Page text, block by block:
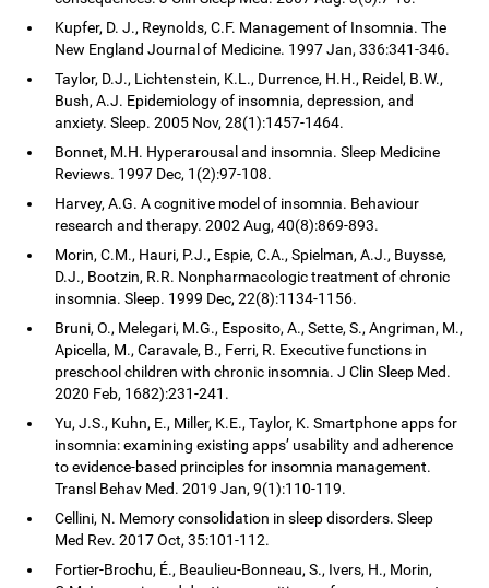
Kupfer, D. J., Reynolds, C.F. Management of Insomnia. The
New England Journal of Medicine. 1997 Jan, 336:341-346.
Taylor, D.J., Lichtenstein, K.L., Durrence, H.H., Reidel, B.W.,
Bush, A.J. Epidemiology of insomnia, depression, and
anxiety. Sleep. 2005 Nov, 28(1):1457-1464.
Bonnet, M.H. Hyperarousal and insomnia. Sleep Medicine
Reviews. 1997 Dec, 1(2):97-108.
Harvey, A.G. A cognitive model of insomnia. Behaviour
research and therapy. 2002 Aug, 40(8):869-893.
Morin, C.M., Hauri, P.J., Espie, C.A., Spielman, A.J., Buysse,
D.J., Bootzin, R.R. Nonpharmacologic treatment of chronic
insomnia. Sleep. 1999 Dec, 22(8):1134-1156.
Bruni, O., Melegari, M.G., Esposito, A., Sette, S., Angriman, M.,
Apicella, M., Caravale, B., Ferri, R. Executive functions in
preschool children with chronic insomnia. J Clin Sleep Med.
2020 Feb, 1682):231-241.
Yu, J.S., Kuhn, E., Miller, K.E., Taylor, K. Smartphone apps for
insomnia: examining existing apps’ usability and adherence
to evidence-based principles for insomnia management.
Transl Behav Med. 2019 Jan, 9(1):110-119.
Cellini, N. Memory consolidation in sleep disorders. Sleep
Med Rev. 2017 Oct, 35:101-112.
Fortier-Brochu, É., Beaulieu-Bonneau, S., Ivers, H., Morin,